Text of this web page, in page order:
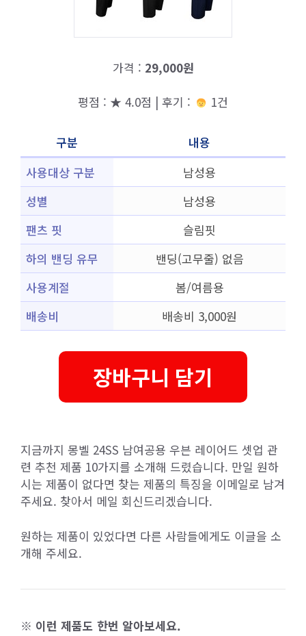
가격 : 29,000원
평점 : ★ 4.0점 | 후기 : 1건
구분
내용
사용대상 구분
남성용
성별
남성용
팬츠 핏
슬림핏
하의 밴딩 유무
밴딩(고무줄) 없음
사용계절
봄/여름용
배송비
배송비 3,000원
장바구니 담기
지금까지 몽벨 24SS 남여공용 우븐 레이어드 셋업 관
련 추천 제품 10가지를 소개해 드렸습니다. 만일 원하
시는 제품이 없다면 찾는 제품의 특징을 이메일로 남겨
주세요. 찾아서 메일 회신드리겠습니다.
원하는 제품이 있었다면 다른 사람들에게도 이글을 소
개해 주세요.
※ 이런 제품도 한번 알아보세요.